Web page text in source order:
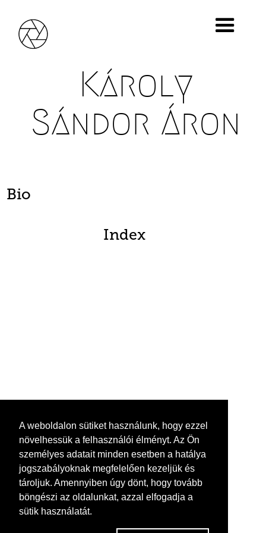
A weboldalon sütiket használunk, hogy ezzel
növelhessük a felhasználói élményt. Az Ön
személyes adatait minden esetben a hatálya
jogszabályoknak megfelelően kezeljük és
tároljuk. Amennyiben úgy dönt, hogy tovább
böngészi az oldalunkat, azzal elfogadja a
sütik használatát.
Károly
Sándor Áron
Bio
Index